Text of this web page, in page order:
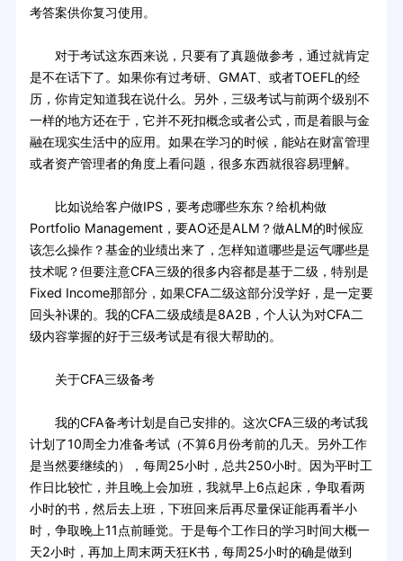
考答案供你复习使用。
对于考试这东西来说，只要有了真题做参考，通过就肯定
是不在话下了。如果你有过考研、GMAT、或者TOEFL的经
历，你肯定知道我在说什么。另外，三级考试与前两个级别不
一样的地方还在于，它并不死扣概念或者公式，而是着眼与金
融在现实生活中的应用。如果在学习的时候，能站在财富管理
或者资产管理者的角度上看问题，很多东西就很容易理解。
比如说给客户做IPS，要考虑哪些东东？给机构做
Portfolio Management，要AO还是ALM？做ALM的时候应
该怎么操作？基金的业绩出来了，怎样知道哪些是运气哪些是
技术呢？但要注意CFA三级的很多内容都是基于二级，特别是
Fixed Income那部分，如果CFA二级这部分没学好，是一定要
回头补课的。我的CFA二级成绩是8A2B，个人认为对CFA二
级内容掌握的好于三级考试是有很大帮助的。
关于CFA三级备考
我的CFA备考计划是自己安排的。这次CFA三级的考试我
计划了10周全力准备考试（不算6月份考前的几天。另外工作
是当然要继续的），每周25小时，总共250小时。因为平时工
作日比较忙，并且晚上会加班，我就早上6点起床，争取看两
小时的书，然后去上班，下班回来后再尽量保证能再看半小
时，争取晚上11点前睡觉。于是每个工作日的学习时间大概一
天2小时，再加上周末两天狂K书，每周25小时的确是做到